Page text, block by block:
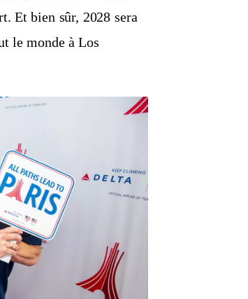
Et bien sûr, 2028 sera
le monde à Los